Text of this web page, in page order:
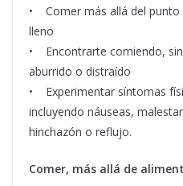
• Comer más allá del punto
lleno
• Encontrarte comiendo,
aburrido o distraído
• Experimentar síntomas
incluyendo náuseas,
hinchazón o reflujo.
Comer, más allá de